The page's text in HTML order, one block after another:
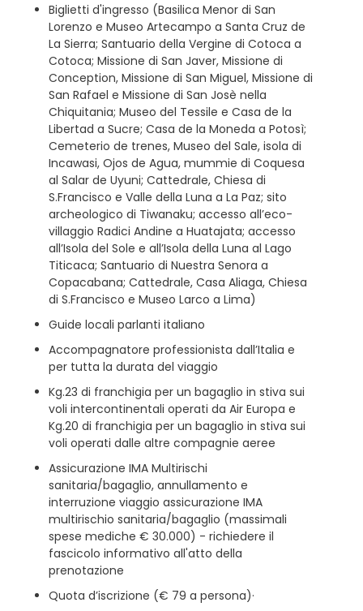
Biglietti d'ingresso (Basilica Menor di San
Lorenzo e Museo Artecampo a Santa Cruz de
La Sierra; Santuario della Vergine di Cotoca a
Cotoca; Missione di San Javer, Missione di
Conception, Missione di San Miguel, Missione di
San Rafael e Missione di San Josè nella
Chiquitania; Museo del Tessile e Casa de la
Libertad a Sucre; Casa de la Moneda a Potosì;
Cemeterio de trenes, Museo del Sale, isola di
Incawasi, Ojos de Agua, mummie di Coquesa
al Salar de Uyuni; Cattedrale, Chiesa di
S.Francisco e Valle della Luna a La Paz; sito
archeologico di Tiwanaku; accesso all’eco-
villaggio Radici Andine a Huatajata; accesso
all’Isola del Sole e all’Isola della Luna al Lago
Titicaca; Santuario di Nuestra Senora a
Copacabana; Cattedrale, Casa Aliaga, Chiesa
di S.Francisco e Museo Larco a Lima)
Guide locali parlanti italiano
Accompagnatore professionista dall’Italia e
per tutta la durata del viaggio
Kg.23 di franchigia per un bagaglio in stiva sui
voli intercontinentali operati da Air Europa e
Kg.20 di franchigia per un bagaglio in stiva sui
voli operati dalle altre compagnie aeree
Assicurazione IMA Multirischi
sanitaria/bagaglio, annullamento e
interruzione viaggio assicurazione IMA
multirischio sanitaria/bagaglio (massimali
spese mediche € 30.000) - richiedere il
fascicolo informativo all'atto della
prenotazione
Quota d’iscrizione (€ 79 a persona)·